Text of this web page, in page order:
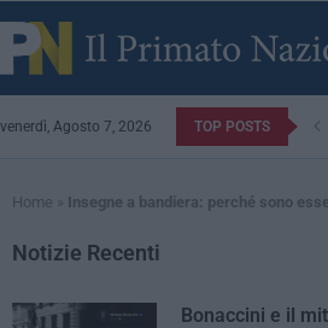
venerdì, Agosto 7, 2026 TOP POSTS
Home » Insegne a bandiera: perché sono
Notizie Recenti
Bonaccini e il